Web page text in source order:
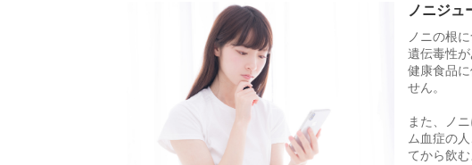
ノニジュ
ノニの根
遺伝毒性
健康食品
せん。
また、ノ
ム血症の
てから飲む